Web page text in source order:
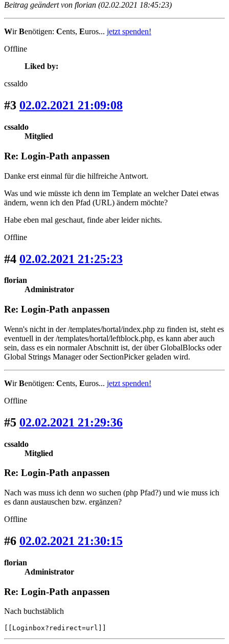
Beitrag geändert von florian (02.02.2021 18:45:23)
WirBenötigen: Cents, Euros... jetzt spenden!
Offline
Liked by:
cssaldo
#3 02.02.2021 21:09:08
cssaldo
Mitglied
Re: Login-Path anpassen
Danke erst einmal für die hilfreiche Antwort.
Was und wie müsste ich denn im Template an welcher Datei etwas
ändern, wenn ich den Pfad (URL) ändern möchte?
Habe eben mal geschaut, finde aber leider nichts.
Offline
#4 02.02.2021 21:25:23
florian
Administrator
Re: Login-Path anpassen
Wenn's nicht in der /templates/hortal/index.php zu finden ist, steht es
eventuell in der /templates/hortal/leftblock.php, es kann aber auch
sein, dass es ein normaler Abschnitt ist, der über GlobalBlocks oder
Global Strings Manager oder SectionPicker geladen wird.
WirBenötigen: Cents, Euros... jetzt spenden!
Offline
#5 02.02.2021 21:29:36
cssaldo
Mitglied
Re: Login-Path anpassen
Nach was muss ich denn wo suchen (php Pfad?) und wie muss ich
es dann austauschen bzw. ergänzen?
Offline
#6 02.02.2021 21:30:15
florian
Administrator
Re: Login-Path anpassen
Nach buchstäblich
[[Loginbox?redirect=url]]